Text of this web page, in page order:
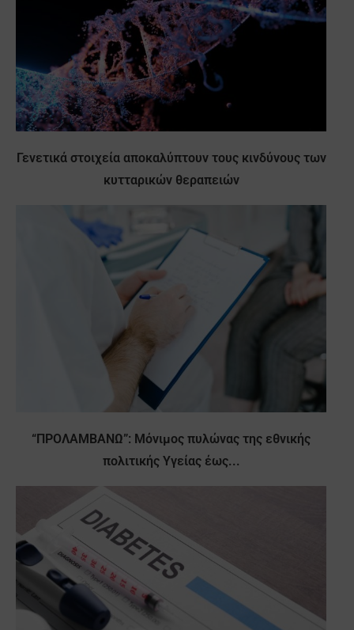
Γενετικά στοιχεία αποκαλύπτουν τους κινδύνους των
κυτταρικών θεραπειών
“ΠΡΟΛΑΜΒΑΝΩ”: Μόνιμος πυλώνας της εθνικής
πολιτικής Υγείας έως...